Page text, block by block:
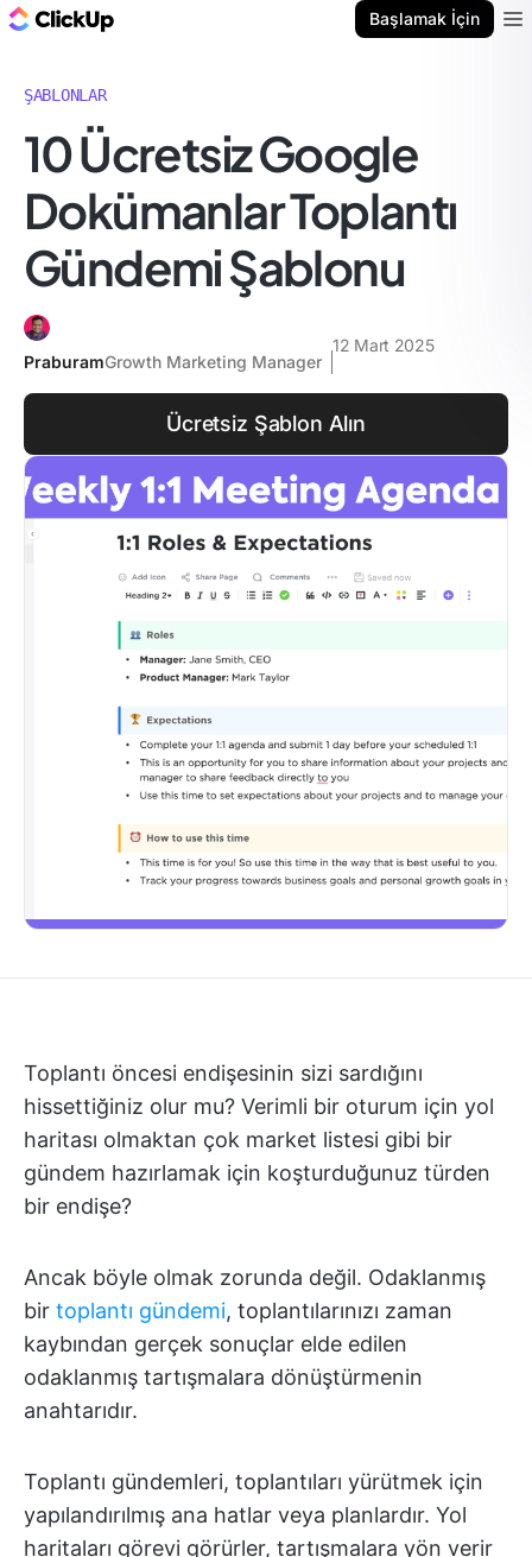
Başlamak İçin
ŞABLONLAR
10 Ücretsiz Google
Dokümanlar Toplantı
Gündemi Şablonu
PraburamGrowth Marketing Manager
12 Mart 2025
Ücretsiz Şablon Alın
Toplantı öncesi endişesinin sizi sardığını
hissettiğiniz olur mu? Verimli bir oturum için yol
haritası olmaktan çok market listesi gibi bir
gündem hazırlamak için koşturduğunuz türden
bir endişe?
Ancak böyle olmak zorunda değil. Odaklanmış
bir toplantı gündemi, toplantılarınızı zaman
kaybından gerçek sonuçlar elde edilen
odaklanmış tartışmalara dönüştürmenin
anahtarıdır.
Toplantı gündemleri, toplantıları yürütmek için
yapılandırılmış ana hatlar veya planlardır. Yol
haritaları görevi görürler, tartışmalara yön verir